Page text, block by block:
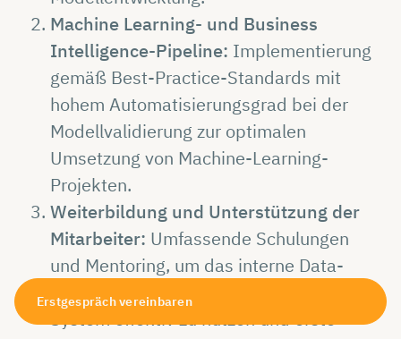
Machine Learning- und Business
Intelligence-Pipeline: Implementierung
gemäß Best-Practice-Standards mit
hohem Automatisierungsgrad bei der
Modellvalidierung zur optimalen
Umsetzung von Machine-Learning-
Projekten.
Weiterbildung und Unterstützung der
Mitarbeiter: Umfassende Schulungen
und Mentoring, um das interne Data-
Science-Team zu befähigen, das neue
System effektiv zu nutzen und erste
Erstgespräch vereinbaren